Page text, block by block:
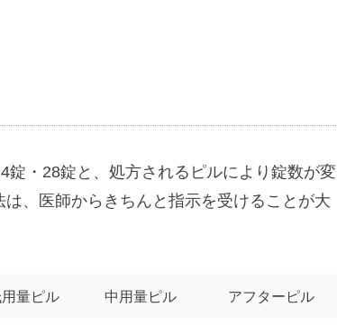
錠・28錠と、処方されるピルにより錠数が変
、医師からきちんと指示を受けることが大
量ピル 中用量ピル アフターピル